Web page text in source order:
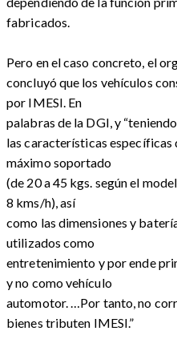
fabricados.
Pero en el caso concreto, el
concluyó que los vehículos
por IMESI. En
palabras de la DGI, y
las características específicas
máximo soportado
(de 20 a 45 kgs. según el
8 kms/h), así
como las dimensiones y
utilizados como
entretenimiento y por ende
y no como vehículo
automotor. …Por tanto, no
bienes tributen IMESI.”